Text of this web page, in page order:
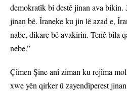
demokratîk bi destê jinan ava bikin.
jinan bê. Îraneke ku jin lê azad e,
nabe, dikare bê avakirin. Tenê bila
nebe.”
Çîmen Şine anî ziman ku rejîma
xwe yên qirker û zayendîperest